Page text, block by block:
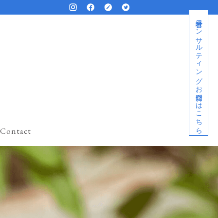
経営者コンサルティングお問合せはこちら
Contact